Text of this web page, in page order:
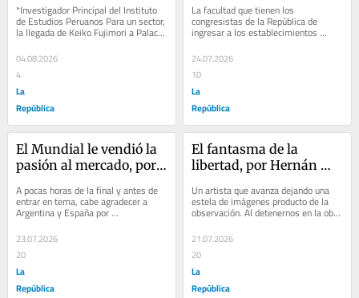
*Investigador Principal del Instituto
de Estudios Peruanos Para un sector,
la llegada de Keiko Fujimori a Palacio
de Gobierno significaba la...
04.08.2026
4
La
República
privilegio?
La facultad que tienen los
congresistas de la República de
ingresar a los establecimientos
penitenciarios sin necesidad de
autorización previa no...
24.07.2026
10
La
República
El Mundial le vendió la
pasión al mercado, por
A pocas horas de la final y antes de
entrar en tema, cabe agradecer a
Argentina y España por
emocionarnos y alimentar nuestra
pasión con buen...
23.07.2026
20
La
República
El fantasma de la
libertad, por Hernán
Un artista que avanza dejan­do una
estela de imágenes producto de la
observación. Al detenernos en la obra
que...
21.07.2026
20
La
República